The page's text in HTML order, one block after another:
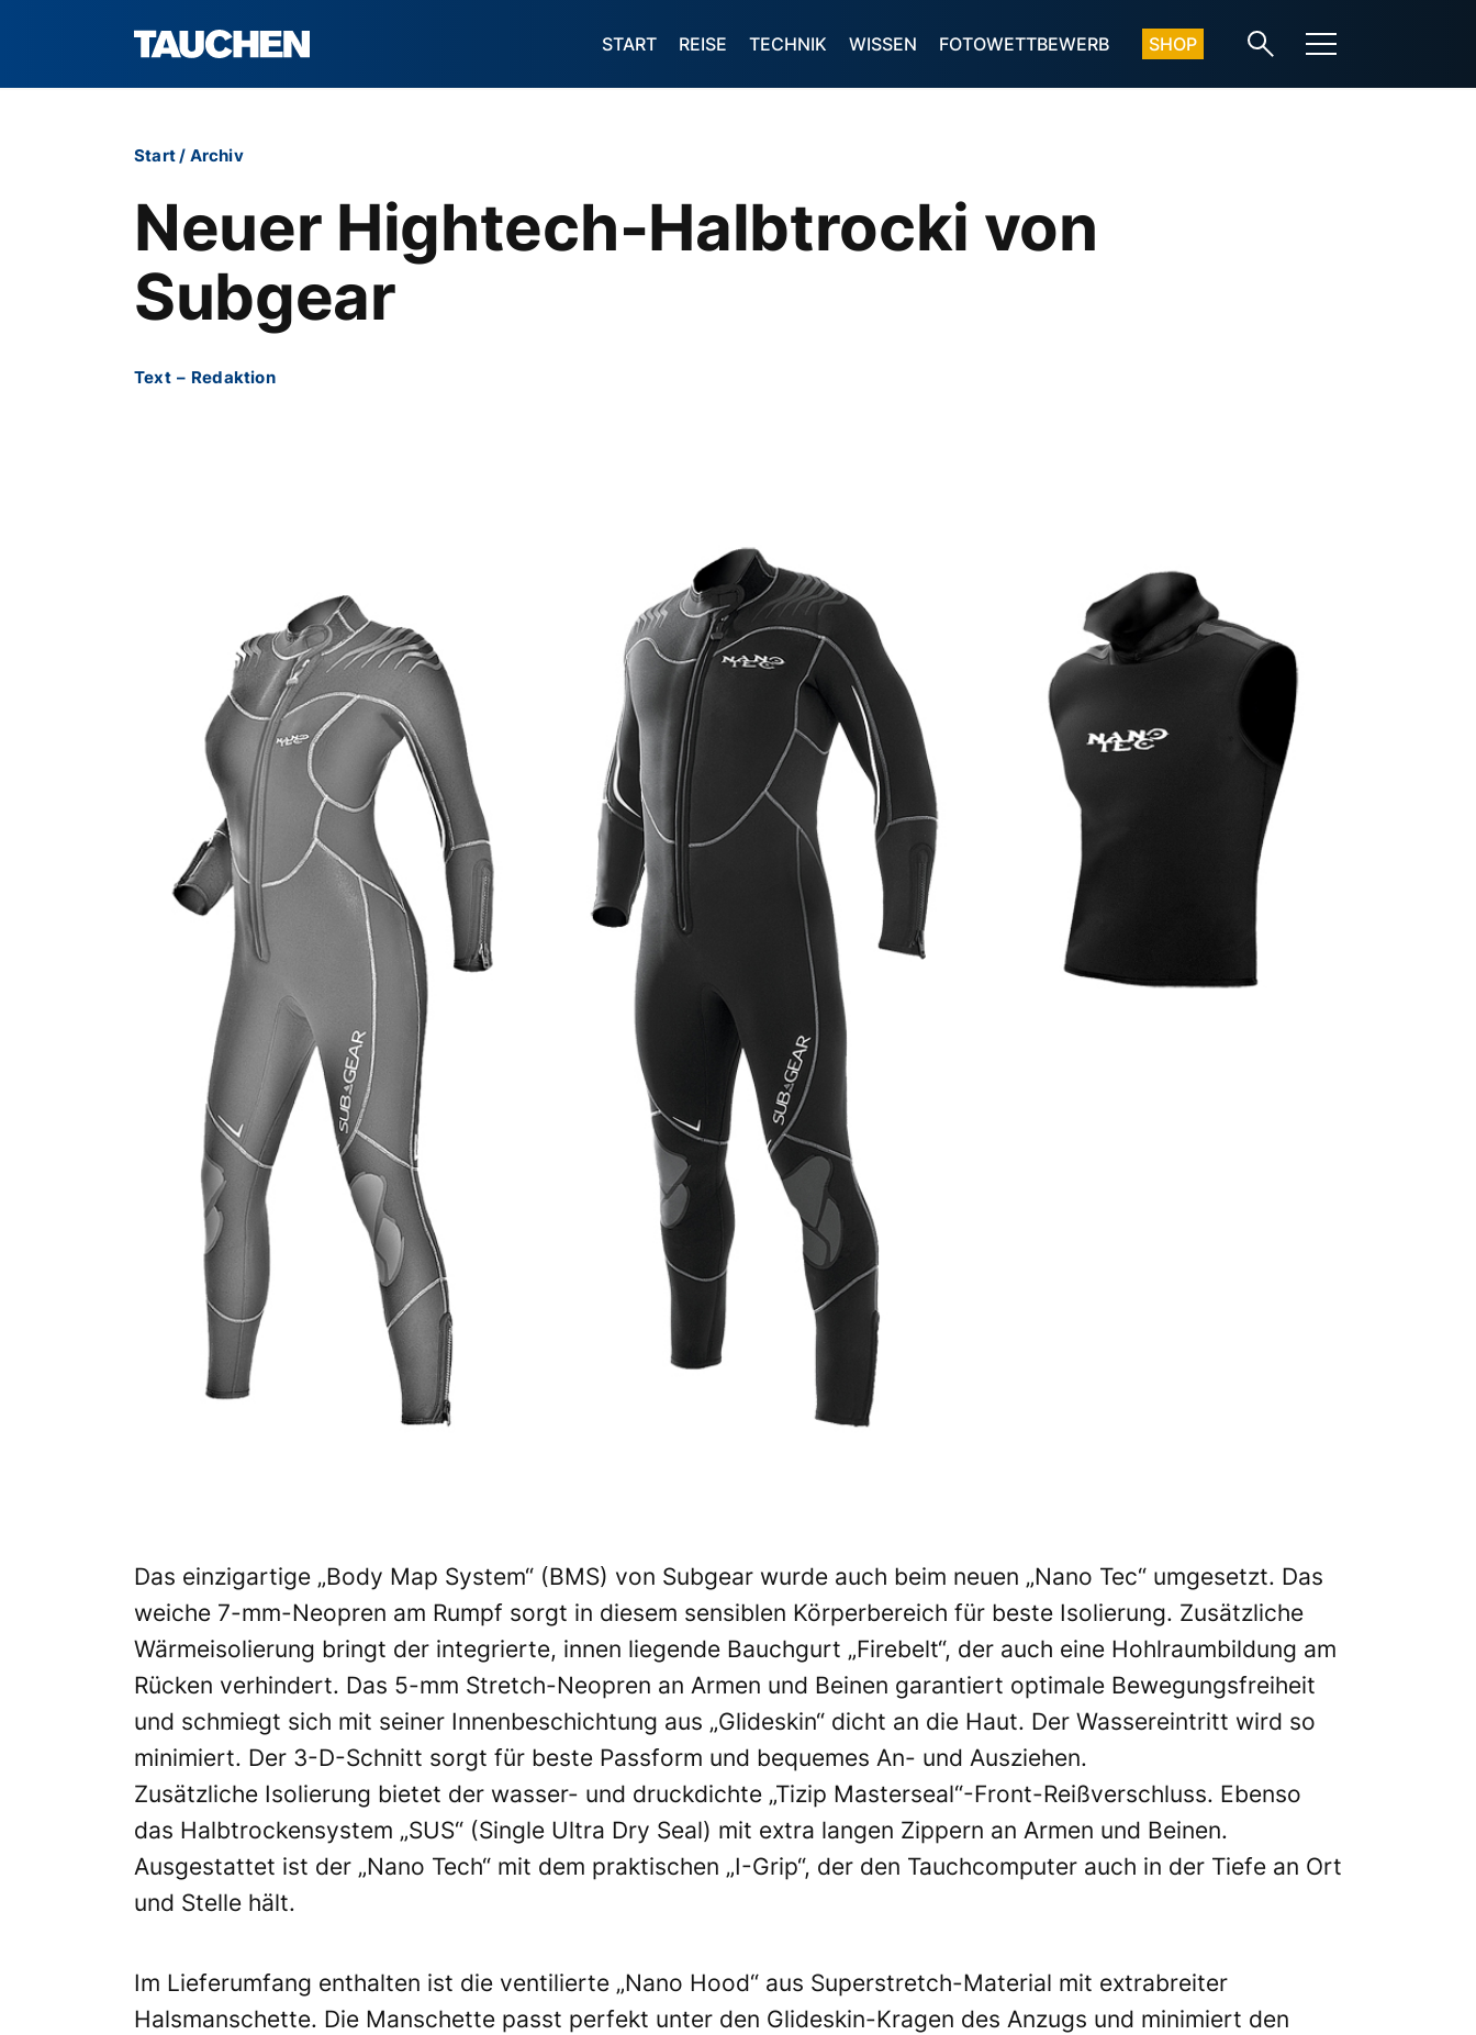
START REISE TECHNIK WISSEN FOTOWETTBEWERB SHOP
Start/ Archiv
Neuer Hightech-Halbtrocki von
Subgear
Text – Redaktion
Das einzigartige „Body Map System“ (BMS) von Subgear wurde auch beim neuen „Nano Tec“ umgesetzt. Das
weiche 7-mm-Neopren am Rumpf sorgt in diesem sensiblen Körperbereich für beste Isolierung. Zusätzliche
Wärmeisolierung bringt der integrierte, innen liegende Bauchgurt „Firebelt“, der auch eine Hohlraumbildung am
Rücken verhindert. Das 5-mm Stretch-Neopren an Armen und Beinen garantiert optimale Bewegungsfreiheit
und schmiegt sich mit seiner Innenbeschichtung aus „Glideskin“ dicht an die Haut. Der Wassereintritt wird so
minimiert. Der 3-D-Schnitt sorgt für beste Passform und bequemes An- und Ausziehen.
Zusätzliche Isolierung bietet der wasser- und druckdichte „Tizip Masterseal“-Front-Reißverschluss. Ebenso
das Halbtrockensystem „SUS“ (Single Ultra Dry Seal) mit extra langen Zippern an Armen und Beinen.
Ausgestattet ist der „Nano Tech“ mit dem praktischen „I-Grip“, der den Tauchcomputer auch in der Tiefe an Ort
und Stelle hält.
Im Lieferumfang enthalten ist die ventilierte „Nano Hood“ aus Superstretch-Material mit extrabreiter
Halsmanschette. Die Manschette passt perfekt unter den Glideskin-Kragen des Anzugs und minimiert den